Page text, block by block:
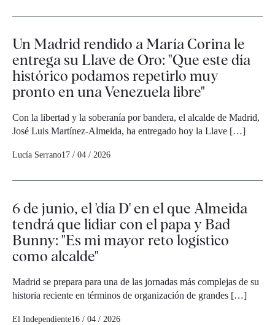
Un Madrid rendido a María Corina le
entrega su Llave de Oro: "Que este día
histórico podamos repetirlo muy
pronto en una Venezuela libre"
Con la libertad y la soberanía por bandera, el alcalde de Madrid,
José Luis Martínez-Almeida, ha entregado hoy la Llave […]
Lucía Serrano17 / 04 / 2026
6 de junio, el 'día D' en el que Almeida
tendrá que lidiar con el papa y Bad
Bunny: "Es mi mayor reto logístico
como alcalde"
Madrid se prepara para una de las jornadas más complejas de su
historia reciente en términos de organización de grandes […]
El Independiente16 / 04 / 2026